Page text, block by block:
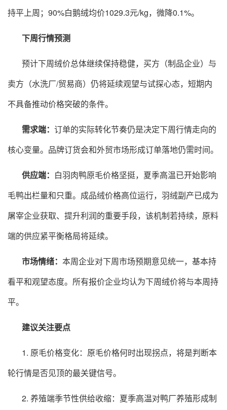
持平上周；90%白鹅绒均价1029.3元/kg，微降0.1%。
下周行情预测
预计下周绒价总体继续保持稳健，买方（制品企业）与
卖方（水洗厂/贸易商）仍将延续观望与试探心态，短期内
不具备推动价格突破的条件。
需求端： 订单的实际转化节奏仍是决定下周行情走向的
核心变量。品牌订货会和外贸市场形成订单落地仍需时间。
供应端： 白羽肉鸭原毛价格坚挺，夏季高温已开始影响
毛鸭出栏量和只重。成品绒价格高位运行，羽绒副产已成为
屠宰企业获取、提升利润的重要手段，该机制若持续，原料
端的供应紧平衡格局将延续。
市场情绪： 本周企业对下周市场预期意见统一，基本持
看平和观望态度。所有报价企业均认为下周绒价将与本周持
平。
建议关注要点
1. 原毛价格变化：原毛价格何时出现拐点，将是判断本
轮行情是否见顶的最关键信号。
2. 养殖端季节性供给收缩：夏季高温对鸭厂养殖形成制